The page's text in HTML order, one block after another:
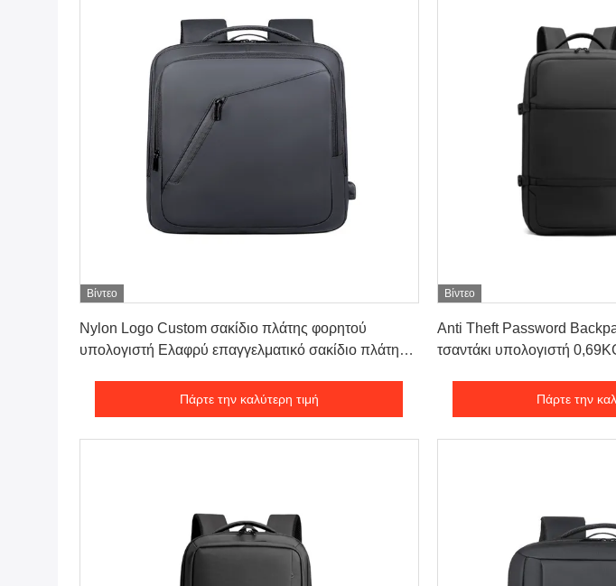
Βίντεο
Nylon Logo Custom σακίδιο πλάτης φορητού
υπολογιστή Ελαφρύ επαγγελματικό σακίδιο πλάτης
Πάρτε την καλύτερη τιμή
Βίντεο
Anti Theft Password
τσαντάκι υπολογιστή
Πάρτε την